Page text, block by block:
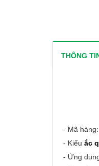
THÔNG
- Mã hàng:
- Kiểu ắc
- Ứng